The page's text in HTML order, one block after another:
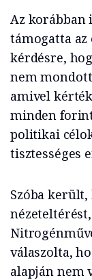
Az korábban
támogatta az
kérdésre,
nem mondott
amivel
minden
politikai
tisztességes
Szóba
válaszolta,
alapján nem